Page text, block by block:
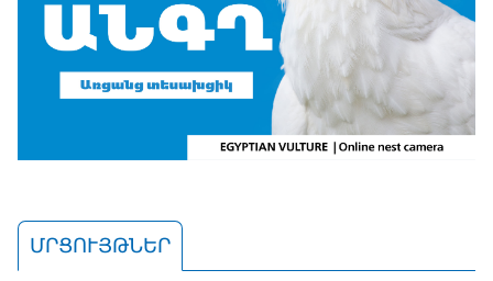
ՄՐՑՈՒՅԹՆԵՐ